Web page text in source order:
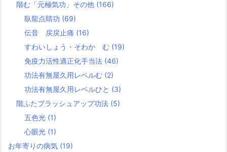
階む「元極気功」その他 (166)
臥龍点睛功 (69)
伝音 戻戻止痛 (16)
すわいしょう・そわか む (19)
免疫力活性適正化手当法 (46)
功法有無屋久用レベルむ (2)
功法有無屋久用レベルひと (3)
階ふたブラッシュアップ功法 (5)
五色光 (1)
心眼光 (1)
お年寄りの病気 (19)